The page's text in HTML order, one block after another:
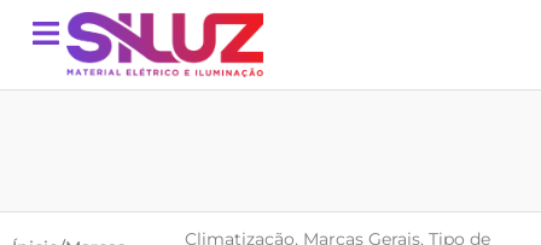
Climatização, Marcas Gerais, Tipo de